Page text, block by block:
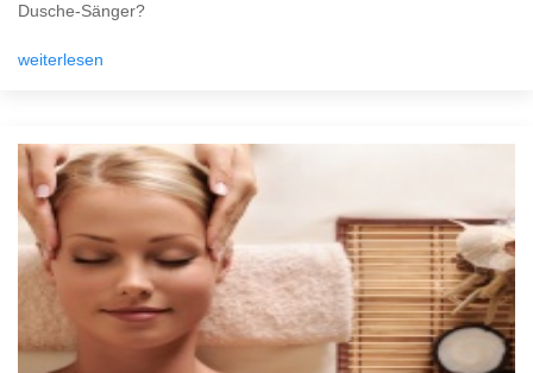
Dusche-Sänger?
weiterlesen